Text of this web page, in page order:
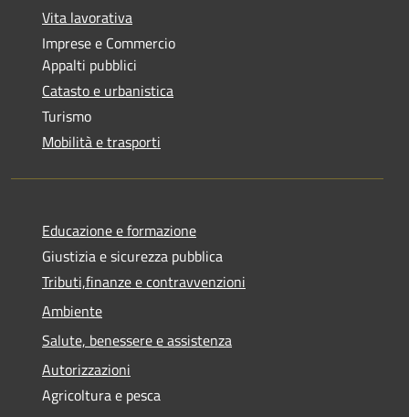
Vita lavorativa
Imprese e Commercio
Appalti pubblici
Catasto e urbanistica
Turismo
Mobilità e trasporti
Educazione e formazione
Giustizia e sicurezza pubblica
Tributi,finanze e contravvenzioni
Ambiente
Salute, benessere e assistenza
Autorizzazioni
Agricoltura e pesca